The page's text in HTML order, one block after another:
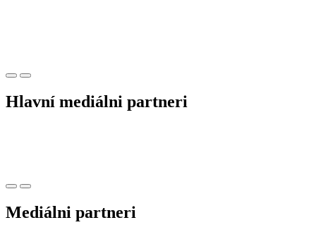
Hlavní mediálni partneri
Mediálni partneri